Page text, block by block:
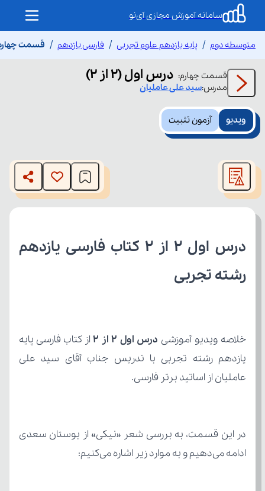
سامانه آموزش مجازی آی‌نو
متوسطه دوم پایه یازدهم علوم تجربی فارسی یازدهم قسمت چهارم
قسمت چهارم: درس اول (۲ از ۲)
مدرس:سید علیعاملیان
ویدیو آزمون تثبیت
modal
window.
The media could not be loaded, either because the server
or network failed or because the format is not supported.
رشته تجربی
خلاصه ویدیو آموزشی درس اول ۲ از ۲ از کتاب
عاملیان از اساتید برتر فارسی.
ادامه می‌دهیم و به موارد زیر اشاره می‌کنیم: